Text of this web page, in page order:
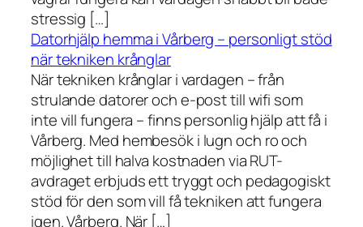
stressig […]
Datorhjälp hemma i Vårberg – personligt stöd
när tekniken krånglar
När tekniken krånglar i vardagen – från
strulande datorer och e-post till wifi som
inte vill fungera – finns personlig hjälp att få i
Vårberg. Med hembesök i lugn och ro och
möjlighet till halva kostnaden via RUT-
avdraget erbjuds ett tryggt och pedagogiskt
stöd för den som vill få tekniken att fungera
igen. Vårberg. När […]